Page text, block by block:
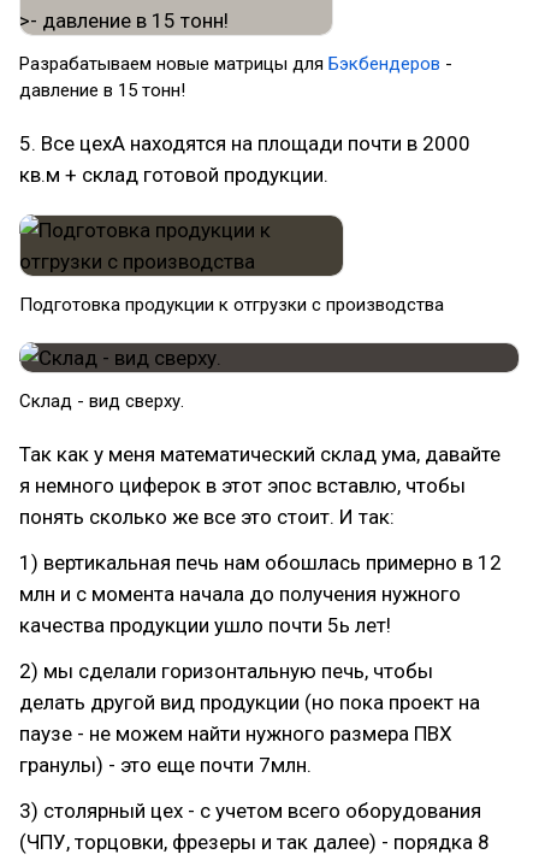
Разрабатываем новые матрицы для Бэкбендеров -
давление в 15 тонн!
5. Все цехА находятся на площади почти в 2000
кв.м + склад готовой продукции.
Подготовка продукции к отгрузки с производства
Склад - вид сверху.
Так как у меня математический склад ума, давайте
я немного циферок в этот эпос вставлю, чтобы
понять сколько же все это стоит. И так:
1) вертикальная печь нам обошлась примерно в 12
млн и с момента начала до получения нужного
качества продукции ушло почти 5ь лет!
2) мы сделали горизонтальную печь, чтобы
делать другой вид продукции (но пока проект на
паузе - не можем найти нужного размера ПВХ
гранулы) - это еще почти 7млн.
3) столярный цех - с учетом всего оборудования
(ЧПУ, торцовки, фрезеры и так далее) - порядка 8